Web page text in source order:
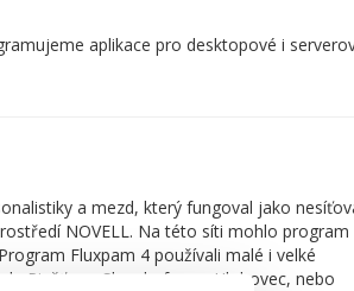
aplikace pro desktopové i
a mezd, který fungoval jako
NOVELL. Na této síti mohlo program
Fluxpam 4 používali malé i velké
Piešťany, Slovakofarma Hlohovec, nebo